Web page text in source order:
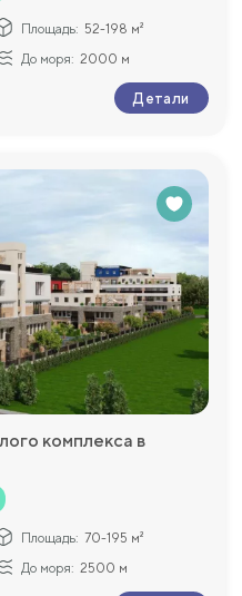
Площадь: 52-198 м²
До моря: 2000 м
Детали
комплекса в
Площадь: 70-195 м²
До моря: 2500 м